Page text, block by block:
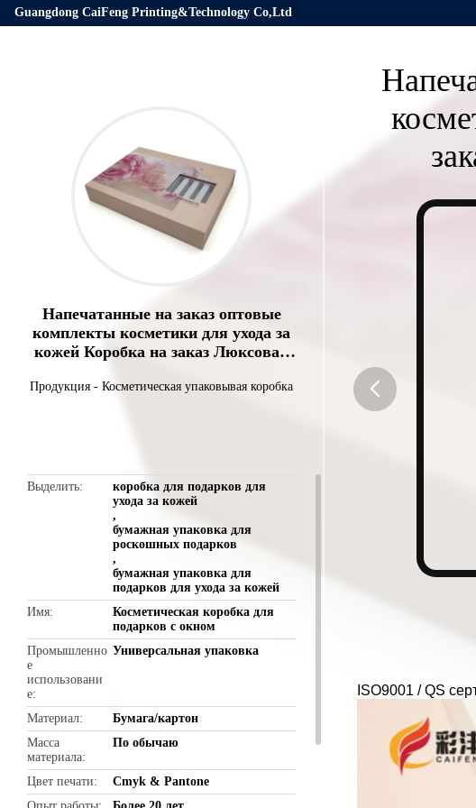
Guangdong CaiFeng Printing&Technology Co,Ltd
Напечатанные на заказ оптовые
комплекты косметики для ухода за
кожей Коробка на заказ Люксовая
Продукция - Косметическая упаковывая коробка
Выделить
коробка для подарков для
ухода за кожей
,
бумажная упаковка для
роскошных подарков
,
бумажная упаковка для
подарков для ухода за кожей
Имя
Косметическая коробка для
подарков с окном
Промышленно
е
использовани
е
Универсальная упаковка
Материал
Бумага/картон
Масса
материала
По обычаю
Цвет печати
Cmyk & Pantone
ISO9001 / QS